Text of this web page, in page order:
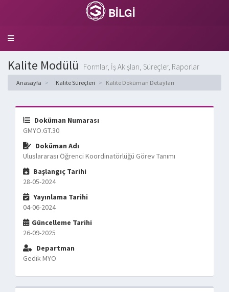
BİLGİ
Toggle
Kalite Modülü Formlar, İş Akışları, Süreçler, Raporlar
Anasayfa Kalite Süreçleri Kalite Doküman Detayları
Doküman Numarası
GMYO.GT.30
Doküman Adı
Uluslararası Öğrenci Koordinatörlüğü Görev Tanımı
Başlangıç Tarihi
28-05-2024
Yayınlama Tarihi
04-06-2024
Güncelleme Tarihi
26-09-2025
Departman
Gedik MYO